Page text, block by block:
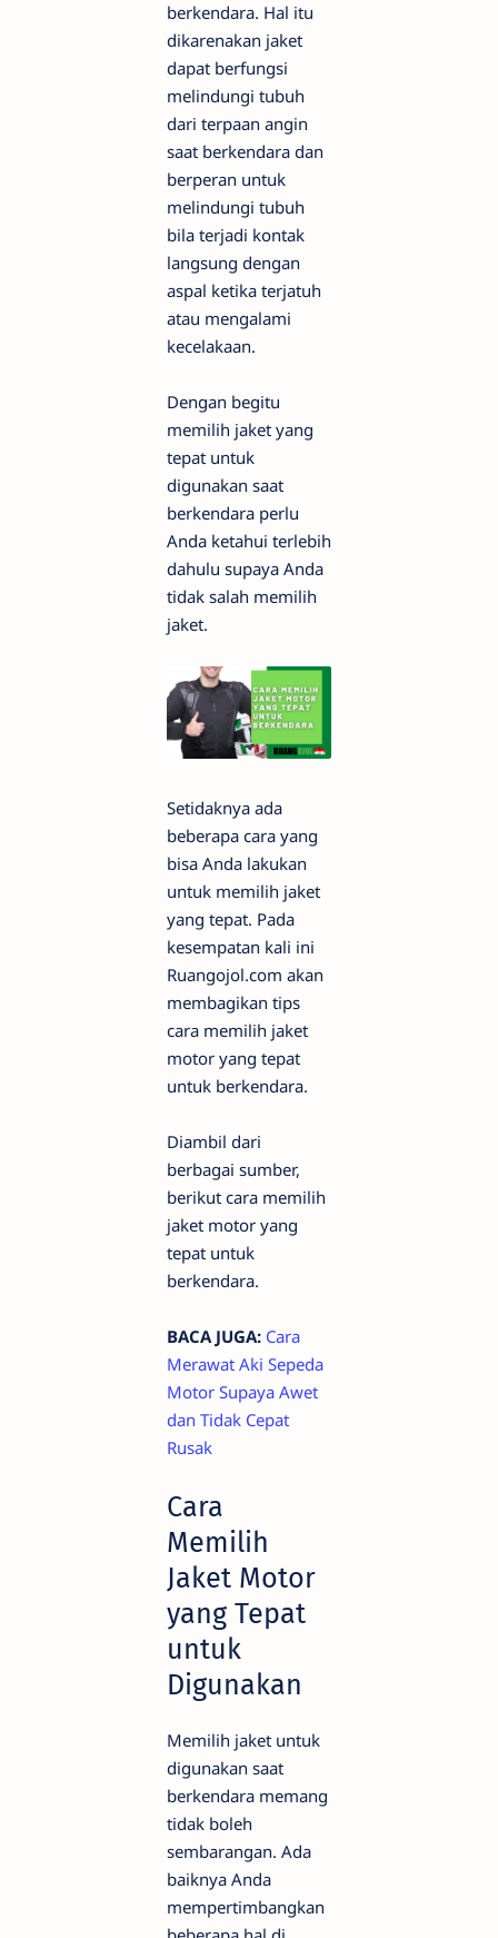
berkendara. Hal itu
dikarenakan jaket
dapat berfungsi
melindungi tubuh
dari terpaan angin
saat berkendara dan
berperan untuk
melindungi tubuh
bila terjadi kontak
langsung dengan
aspal ketika terjatuh
atau mengalami
kecelakaan.
Dengan begitu
memilih jaket yang
tepat untuk
digunakan saat
berkendara perlu
Anda ketahui terlebih
dahulu supaya Anda
tidak salah memilih
jaket.
Setidaknya ada
beberapa cara yang
bisa Anda lakukan
untuk memilih jaket
yang tepat. Pada
kesempatan kali ini
Ruangojol.com akan
membagikan tips
cara memilih jaket
motor yang tepat
untuk berkendara.
Diambil dari
berbagai sumber,
berikut cara memilih
jaket motor yang
tepat untuk
berkendara.
BACA JUGA: Cara
Merawat Aki Sepeda
Motor Supaya Awet
dan Tidak Cepat
Rusak
Cara
Memilih
Jaket Motor
yang Tepat
untuk
Digunakan
Memilih jaket untuk
digunakan saat
berkendara memang
tidak boleh
sembarangan. Ada
baiknya Anda
mempertimbangkan